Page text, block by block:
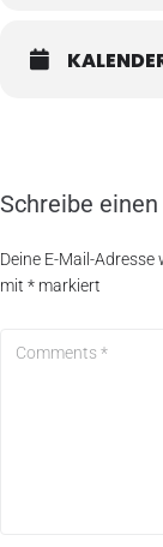
Schreibe
Deine E-Mail-
mit * markiert